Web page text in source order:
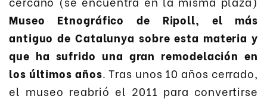
Museo Etnográfico de Ripoll, el más
antiguo de Catalunya sobre esta materia y
que ha sufrido una gran remodelación en
los últimos años. Tras unos 10 años cerrado,
el museo reabrió el 2011 para convertirse